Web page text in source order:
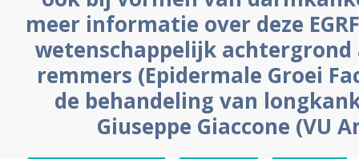
meer informatie over deze
wetenschappelijk achtergrond
remmers (Epidermale Groei
de behandeling van
Giuseppe Giaccone (VU